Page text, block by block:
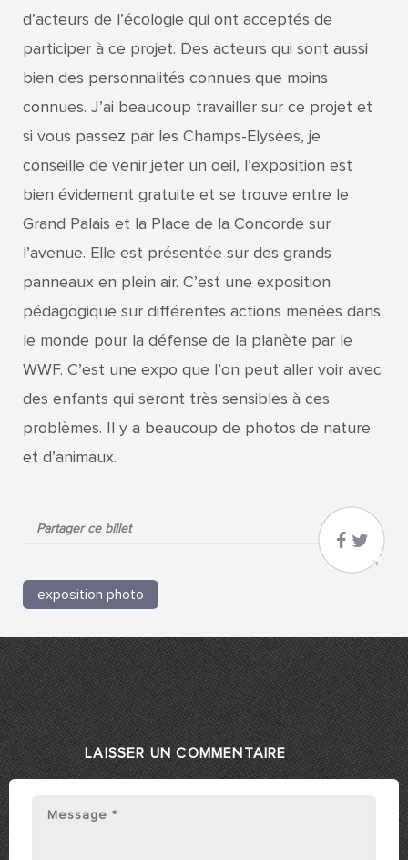
d’acteurs de l’écologie qui ont acceptés de
participer à ce projet. Des acteurs qui sont aussi
bien des personnalités connues que moins
connues. J’ai beaucoup travailler sur ce projet et
si vous passez par les Champs-Elysées, je
conseille de venir jeter un oeil, l’exposition est
bien évidement gratuite et se trouve entre le
Grand Palais et la Place de la Concorde sur
l’avenue. Elle est présentée sur des grands
panneaux en plein air. C’est une exposition
pédagogique sur différentes actions menées dans
le monde pour la défense de la planète par le
WWF. C’est une expo que l’on peut aller voir avec
des enfants qui seront très sensibles à ces
problèmes. Il y a beaucoup de photos de nature
et d’animaux.
Partager ce billet
exposition photo
LAISSER UN COMMENTAIRE